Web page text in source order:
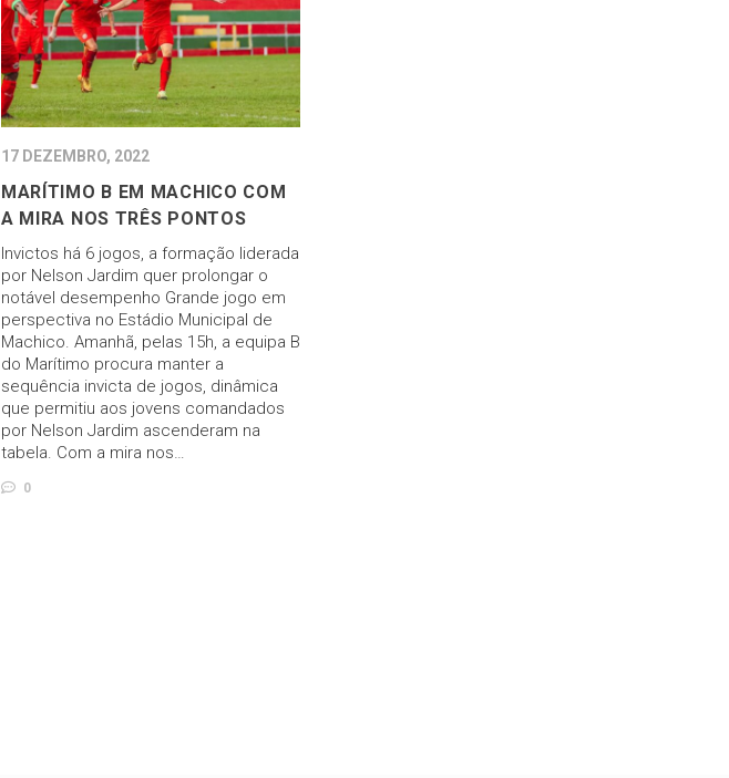
17 DEZEMBRO, 2022
MARÍTIMO B EM MACHICO COM
A MIRA NOS TRÊS PONTOS
Invictos há 6 jogos, a formação liderada
por Nelson Jardim quer prolongar o
notável desempenho Grande jogo em
perspectiva no Estádio Municipal de
Machico. Amanhã, pelas 15h, a equipa B
do Marítimo procura manter a
sequência invicta de jogos, dinâmica
que permitiu aos jovens comandados
por Nelson Jardim ascenderam na
tabela. Com a mira nos…
0